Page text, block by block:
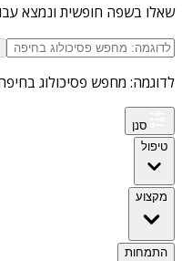
שאלו בשפה חופשית ונמצא
לדוגמה: מחפש פסיכולוג
סנן
טיפול
מקצוע
התמחות